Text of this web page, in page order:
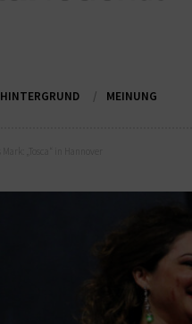
HINTERGRUND MEINUNG